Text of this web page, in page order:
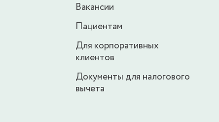
Вакансии
Пациентам
Для корпоративных
клиентов
Документы для налогового
вычета